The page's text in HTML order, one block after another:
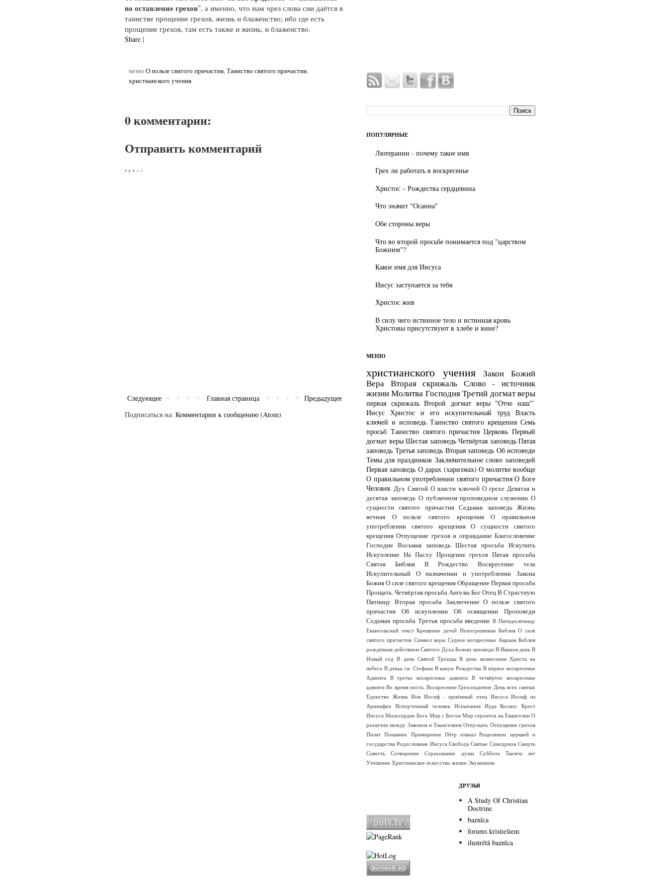
во оставление грехов", а именно, что нам чрез слова сии даётся в
таинстве прощение грехов, жизнь и блаженство; ибо где есть
прощение грехов, там есть также и жизнь, и блаженство.
Share |
меню О пользе святого причастия,Таинство святого причастия,
христианского учения
0 комментарии:
Отправить комментарий
, , , , ,
Следующее Предыдущее
Главная страница
Подписаться на: Комментарии к сообщению (Atom)
ПОПУЛЯРНЫЕ
Лютеранин - почему такое имя
Грех ли работать в воскресенье
Христос – Рождества сердцевина
Что значит "Осанна"
Обе стороны веры
Что во второй просьбе понимается под "царством
Божиим"?
Какое имя для Иисуса
Иисус заступается за тебя
Христос жив
В силу чего истинное тело и истинная кровь
Христовы присутствуют в хлебе и вине?
МЕНЮ
христианского учения
Закон Божий
Вера Вторая скрижаль Слово - источник
жизниМолитва ГосподняТретий догмат веры
первая скрижаль Второй догмат веры "Отче наш"`
Иисус Христос и его искупительный труд Власть
ключей и исповедь Таинство святого крещения Семь
просьб Таинство святого причастия Церковь Первый
догмат веры Шестая заповедь Четвёртая заповедь Пятая
заповедь Третья заповедь Вторая заповедь Об исповеди
Темы для праздников Заключительное слово заповедей
Первая заповедь О дарах (харизмах) О молитве вообще
О правильном употреблении святого причастия О Боге
Человек Дух Святой О власти ключей О грехе Девятая и
десятая заповедь О публичном проповедном служении О
сущности святого причастия Седьмая заповедь Жизнь
вечная
О пользе святого крещения
О правильном
употреблении святого крещения
О сущности святого
крещения Отпущение грехов и оправдание Благословение
Господне Восьмая заповедь Шестая просьба Искупить
Искупление На Пасху Прощение грехов Пятая просьба
Святая Библия
В Рождество
Воскресение тела
Искупительный
О назначении и употреблении Закона
БожияО силе святого крещенияОбращениеПервая просьба
Прощать.Четвёртая просьбаАнгелыБог ОтецВ Страстную
Пятницу Вторая просьба Заключение О пользе святого
причастия
Об искуплении Об освящении
Проповеди
Седьмая просьба Третья просьба введение В Пятидесятницу
Евангельский текст Крещение детей Непогрешимая Библия О силе
святого причастия Символ веры Судное воскресенье Авраам Библия
рождённая действием Святого Духа Божии заповеди В Иванов день В
Новый год В день Святой Троицы В день вознесения Христа на
небеса В деньь св. Стефана В канун Рождества В первое воскресенье
Адвента В третье воскресенье адвента В четвёртое воскресенье
адвента Во время поста. Воскресение Грехопадение День всех святых
Единство Жизнь Иов Иосиф - приёмный отец Иисуса Иосиф из
Аримафеи Испорченный человек Испытания Иуда Космос Крест
Иисуса Милосердие Бога Мир с Богом Мир строится на Евангелии О
различии между Законом и Евангелием Отпускать Отпущение грехов
Пилат Покаяние Примирение Пётр плакал Разделении церквей и
государства Родословные Иисуса Свобода Святые Синедрион Смерть
Совесть
Сотворение Страхование души Суббота
Тысяча лет
Утешение Христианское искусство жизни Экуменизм
ДРУЗЬЯ
A Study Of Christian
Doctrine
baznīca
forums kristiešiem
ilustrētā baznīca